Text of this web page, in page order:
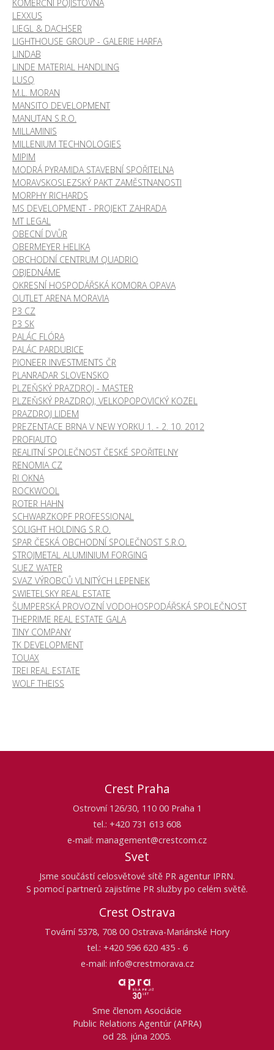
KOMERČNÍ POJIŠŤOVNA
LEXXUS
LIEGL & DACHSER
LIGHTHOUSE GROUP - GALERIE HARFA
LINDAB
LINDE MATERIAL HANDLING
LUSQ
M.L. MORAN
MANSITO DEVELOPMENT
MANUTAN S.R.O.
MILLAMINIS
MILLENIUM TECHNOLOGIES
MIPIM
MODRÁ PYRAMIDA STAVEBNÍ SPOŘITELNA
MORAVSKOSLEZSKÝ PAKT ZAMĚSTNANOSTI
MORPHY RICHARDS
MS DEVELOPMENT - PROJEKT ZAHRADA
MT LEGAL
OBECNÍ DVŮR
OBERMEYER HELIKA
OBCHODNÍ CENTRUM QUADRIO
OBJEDNÁME
OKRESNÍ HOSPODÁŘSKÁ KOMORA OPAVA
OUTLET ARENA MORAVIA
P3 CZ
P3 SK
PALÁC FLÓRA
PALÁC PARDUBICE
PIONEER INVESTMENTS ČR
PLANRADAR SLOVENSKO
PLZEŇSKÝ PRAZDROJ - MASTER
PLZEŇSKÝ PRAZDROJ, VELKOPOPOVICKÝ KOZEL
PRAZDROJ LIDEM
PREZENTACE BRNA V NEW YORKU 1. - 2. 10. 2012
PROFIAUTO
REALITNÍ SPOLEČNOST ČESKÉ SPOŘITELNY
RENOMIA CZ
RI OKNA
ROCKWOOL
ROTER HAHN
SCHWARZKOPF PROFESSIONAL
SOLIGHT HOLDING S.R.O.
SPAR ČESKÁ OBCHODNÍ SPOLEČNOST S.R.O.
STROJMETAL ALUMINIUM FORGING
SUEZ WATER
SVAZ VÝROBCŮ VLNITÝCH LEPENEK
SWIETELSKY REAL ESTATE
ŠUMPERSKÁ PROVOZNÍ VODOHOSPODÁŘSKÁ SPOLEČNOST
THEPRIME REAL ESTATE GALA
TINY COMPANY
TK DEVELOPMENT
TOUAX
TREI REAL ESTATE
WOLF THEISS
Crest Praha
Ostrovní 126/30, 110 00 Praha 1
tel.: +420 731 613 608
e-mail: management@crestcom.cz
Svet
Jsme součástí celosvětové sítě PR agentur IPRN.
S pomocí partnerů zajistíme PR služby po celém světě.
Crest Ostrava
Tovární 5378, 708 00 Ostrava-Mariánské Hory
tel.: +420 596 620 435 - 6
e-mail: info@crestmorava.cz
Sme členom Asociácie
Public Relations Agentúr (APRA)
od 28. júna 2005.